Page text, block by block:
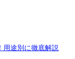
用途別に徹底解説